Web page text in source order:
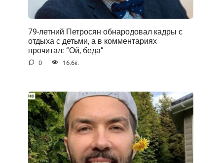
79-летний Петросян обнародовал кадры с
отдыха с детьми, а в комментариях
прочитал: “Ой, беда”
0 16.6к.